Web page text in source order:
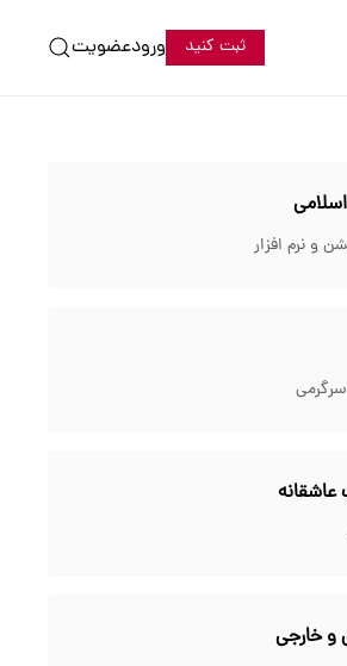
ثبت کنید ورودعضویت
و نرم افزار
سرگرمی
عاشقانه
و خارجی